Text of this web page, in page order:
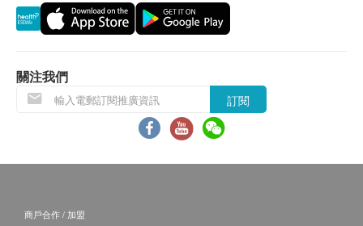
關注我們
訂閱
商戶合作 / 加盟